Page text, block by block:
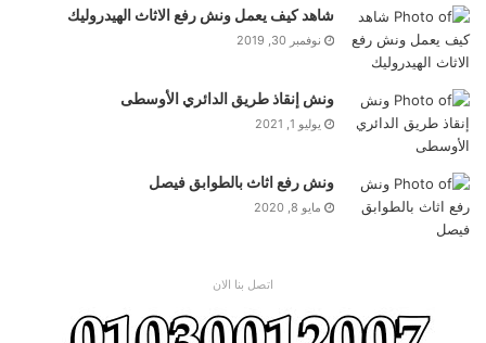
شاهد كيف يعمل ونش رفع الاثاث الهيدروليك
نوفمبر 30, 2019
ونش إنقاذ طريق الدائري الأوسطى
يوليو 1, 2021
ونش رفع اثاث بالطوابق فيصل
مايو 8, 2020
اتصل بنا الان